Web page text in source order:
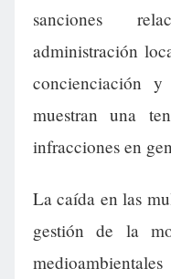
sanciones
administración
concienciación
muestran una
infracciones en
La caída en las
gestión de la